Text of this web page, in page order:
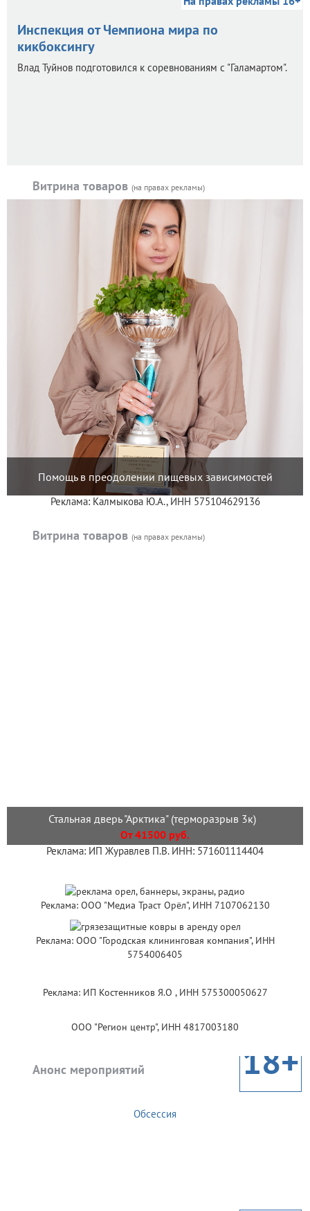
Инспекция от Чемпиона мира по
кикбоксингу
Влад Туйнов подготовился к соревнованиям с "Галамартом".
Витрина товаров (на правах рекламы)
Помощь в преодолении пищевых зависимостей
Реклама: Калмыкова Ю.А., ИНН 575104629136
Витрина товаров (на правах рекламы)
Стальная дверь "Арктика" (терморазрыв 3к)
От 41500 руб.
Реклама: ИП Журавлев П.В. ИНН: 571601114404
Реклама: ООО "Медиа Траст Орёл", ИНН 7107062130
Реклама: ООО "Городская клининговая компания", ИНН
5754006405
Реклама: ИП Костенников Я.О , ИНН 575300050627
ООО "Регион центр", ИНН 4817003180
Анонс мероприятий 18+
Обсессия